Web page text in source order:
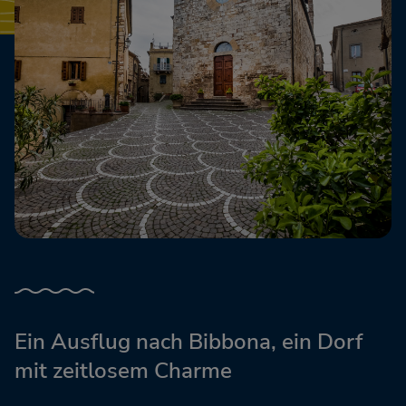
Ein Ausflug nach Bibbona, ein Dorf
mit zeitlosem Charme